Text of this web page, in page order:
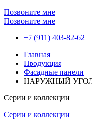
Позвоните мне
Позвоните мне
+7 (911) 403-82-62
Главная
Продукция
Фасадные панели
НАРУЖНЫЙ
Серии и коллекции
Серии и коллекции